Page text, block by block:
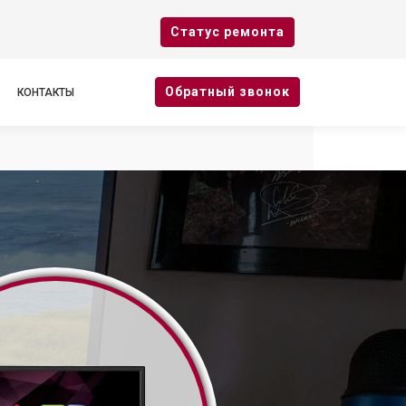
Cтатус ремонта
КОНТАКТЫ Oбратный звонок